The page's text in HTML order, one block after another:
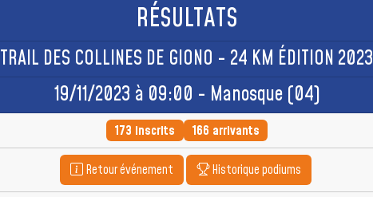
RÉSULTATS
TRAIL DES COLLINES DE GIONO - 24 KM ÉDITION 2023
19/11/2023 à 09:00 - Manosque (04)
173 inscrits 166 arrivants
Retour événement Historique podiums